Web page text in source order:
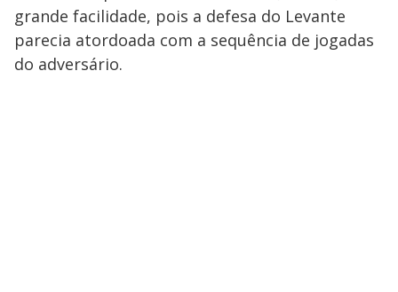
grande facilidade, pois a defesa do Levante
parecia atordoada com a sequência de jogadas
do adversário.